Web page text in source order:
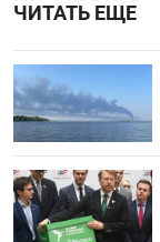
ЧИТАТЬ ЕЩЕ